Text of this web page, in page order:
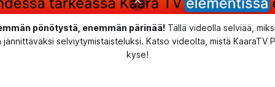
pönötystä, enemmän pärinää! Tällä videolla selviää,
selviytymistaisteluksi. Katso videolta, mistä KaaraTV
kyse!